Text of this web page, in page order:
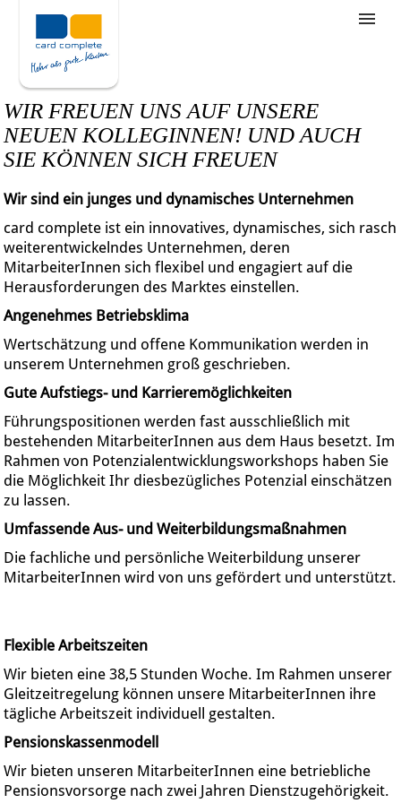
Stellenangebote
Unternehmensziele
Was wir bieten
Wie bewerbe ich mich
WIR FREUEN UNS AUF UNSERE
NEUEN KOLLEGINNEN! UND AUCH
SIE KÖNNEN SICH FREUEN
Wir sind ein junges und dynamisches Unternehmen
card complete ist ein innovatives, dynamisches, sich rasch
weiterentwickelndes Unternehmen, deren
MitarbeiterInnen sich flexibel und engagiert auf die
Herausforderungen des Marktes einstellen.
Angenehmes Betriebsklima
Wertschätzung und offene Kommunikation werden in
unserem Unternehmen groß geschrieben.
Gute Aufstiegs- und Karrieremöglichkeiten
Führungspositionen werden fast ausschließlich mit
bestehenden MitarbeiterInnen aus dem Haus besetzt. Im
Rahmen von Potenzialentwicklungsworkshops haben Sie
die Möglichkeit Ihr diesbezügliches Potenzial einschätzen
zu lassen.
Umfassende Aus- und Weiterbildungsmaßnahmen
Die fachliche und persönliche Weiterbildung unserer
MitarbeiterInnen wird von uns gefördert und unterstützt.
Flexible Arbeitszeiten
Wir bieten eine 38,5 Stunden Woche. Im Rahmen unserer
Gleitzeitregelung können unsere MitarbeiterInnen ihre
tägliche Arbeitszeit individuell gestalten.
Pensionskassenmodell
Wir bieten unseren MitarbeiterInnen eine betriebliche
Pensionsvorsorge nach zwei Jahren Dienstzugehörigkeit.